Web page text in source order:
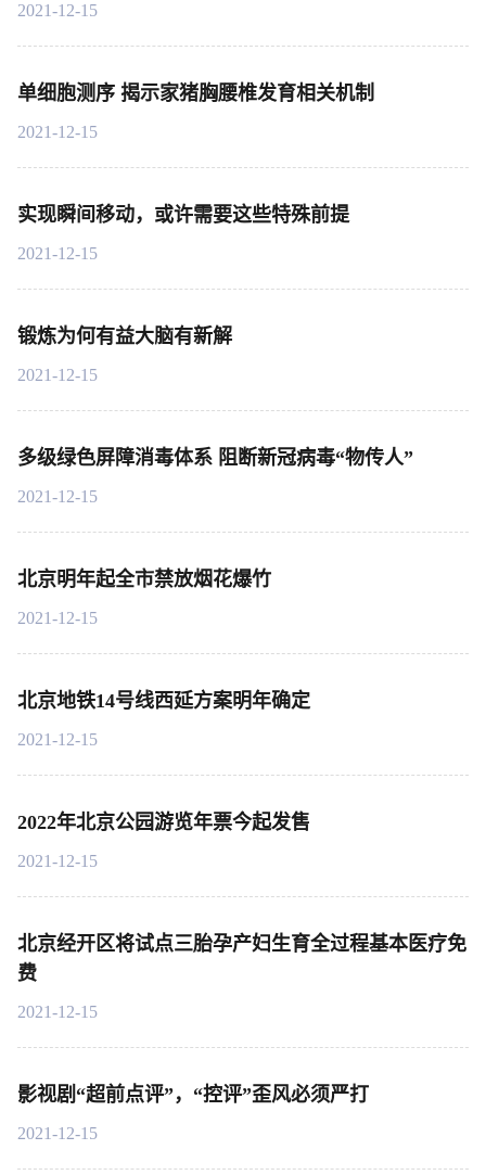
2021-12-15
单细胞测序 揭示家猪胸腰椎发育相关机制
2021-12-15
实现瞬间移动，或许需要这些特殊前提
2021-12-15
锻炼为何有益大脑有新解
2021-12-15
多级绿色屏障消毒体系 阻断新冠病毒“物传人”
2021-12-15
北京明年起全市禁放烟花爆竹
2021-12-15
北京地铁14号线西延方案明年确定
2021-12-15
2022年北京公园游览年票今起发售
2021-12-15
北京经开区将试点三胎孕产妇生育全过程基本医疗免
费
2021-12-15
影视剧“超前点评”，“控评”歪风必须严打
2021-12-15